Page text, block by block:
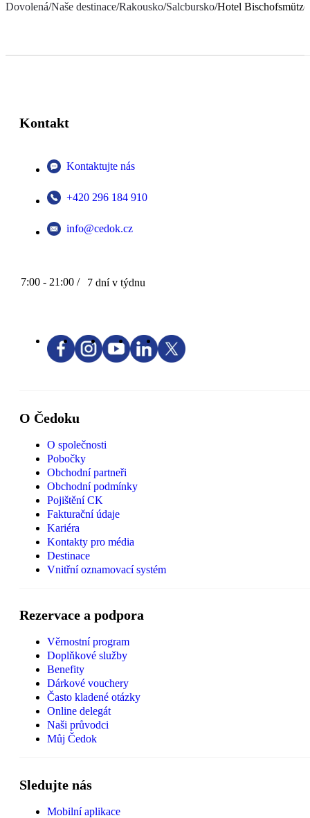
Dovolená/Naše destinace/Rakousko/Salcbursko/Hotel Bischofsmütze
Kontakt
Kontaktujte nás
+420 296 184 910
info@cedok.cz
7:00 - 21:00 / 7 dní v týdnu
O Čedoku
O společnosti
Pobočky
Obchodní partneři
Obchodní podmínky
Pojištění CK
Fakturační údaje
Kariéra
Kontakty pro média
Destinace
Vnitřní oznamovací systém
Rezervace a podpora
Věrnostní program
Doplňkové služby
Benefity
Dárkové vouchery
Často kladené otázky
Online delegát
Naši průvodci
Můj Čedok
Sledujte nás
Mobilní aplikace